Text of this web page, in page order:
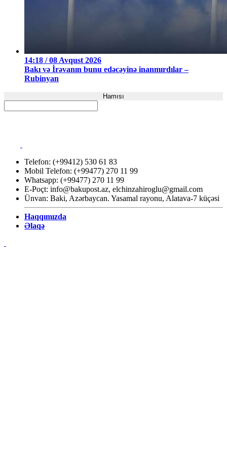
14:18 / 08 Avqust 2026
Bakı və İrəvanın bunu edəcəyinə inanmırdılar –
Rubinyan
Hamısı
Telefon: (+99412) 530 61 83
Mobil Telefon: (+99477) 270 11 99
Whatsapp: (+99477) 270 11 99
E-Poçt: info@bakupost.az, elchinzahiroglu@gmail.com
Ünvan: Baki, Azərbaycan. Yasamal rayonu, Alatava-7 küçəsi
Haqqımızda
Əlaqə